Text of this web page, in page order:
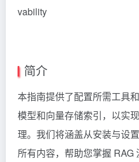
vability
简介
本指南提供了配置所需工具
模型和向量存储索引，以实
理。我们将涵盖从安装与设
所有内容，帮助您掌握 RAG